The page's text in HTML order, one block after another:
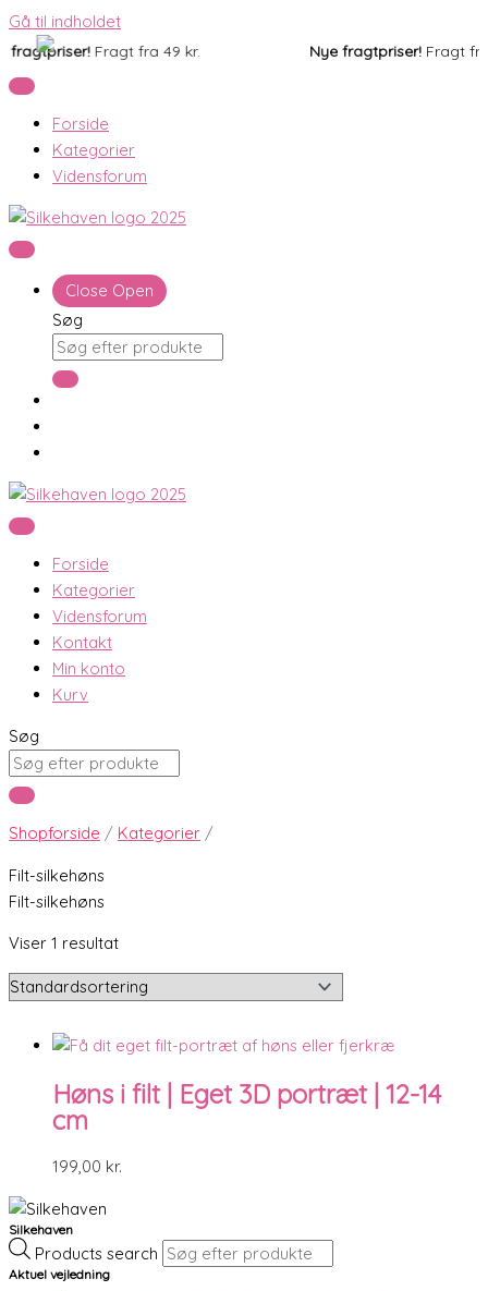
Gå til indholdet
Fragt fra 49 kr. Nye fragtpriser!Fragt fra
Forside
Kategorier
Vidensforum
Close Open
Søg
Forside
Kategorier
Vidensforum
Kontakt
Min konto
Kurv
Søg
Shopforside / Kategorier /
Filt-silkehøns
Filt-silkehøns
Viser 1 resultat
Høns i filt | Eget 3D portræt | 12-14
cm
199,00 kr.
Silkehaven
Products search
Aktuel vejledning